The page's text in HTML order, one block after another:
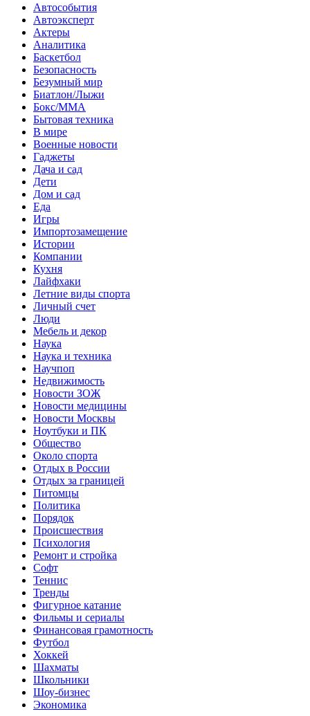
Автособытия
Автоэксперт
Актеры
Аналитика
Баскетбол
Безопасность
Безумный мир
Биатлон/Лыжи
Бокс/MMA
Бытовая техника
В мире
Военные новости
Гаджеты
Дача и сад
Дети
Дом и сад
Еда
Игры
Импортозамещение
Истории
Компании
Кухня
Лайфхаки
Летние виды спорта
Личный счет
Люди
Мебель и декор
Наука
Наука и техника
Научпоп
Недвижимость
Новости ЗОЖ
Новости медицины
Новости Москвы
Ноутбуки и ПК
Общество
Около спорта
Отдых в России
Отдых за границей
Питомцы
Политика
Порядок
Происшествия
Психология
Ремонт и стройка
Софт
Теннис
Тренды
Фигурное катание
Фильмы и сериалы
Финансовая грамотность
Футбол
Хоккей
Шахматы
Школьники
Шоу-бизнес
Экономика